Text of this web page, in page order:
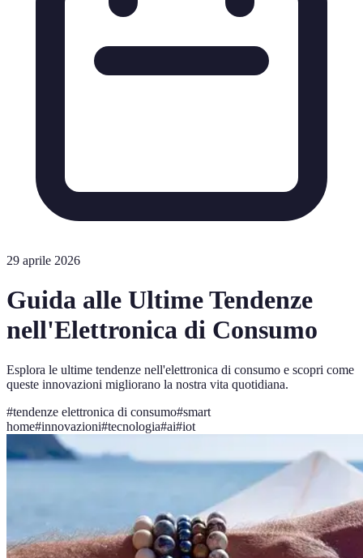
29 aprile 2026
Guida alle Ultime Tendenze
nell'Elettronica di Consumo
Esplora le ultime tendenze nell'elettronica di consumo e scopri come
queste innovazioni migliorano la nostra vita quotidiana.
#tendenze elettronica di consumo#smart
home#innovazioni#tecnologia#ai#iot